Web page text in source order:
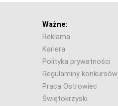
Ważne:
Reklama
Kariera
Polityka prywatności
Regulaminy konkursów
Praca Ostrowiec
Świętokrzyski